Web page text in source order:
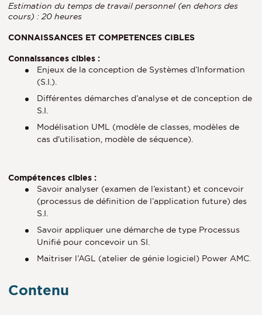
Estimation du temps de travail personnel (en dehors des
cours) : 20 heures
CONNAISSANCES ET COMPETENCES CIBLES
Connaissances cibles :
Enjeux de la conception de Systèmes d’Information
(S.I.).
Différentes démarches d’analyse et de conception de
S.I.
Modélisation UML (modèle de classes, modèles de
cas d'utilisation, modèle de séquence).
Compétences cibles :
Savoir analyser (examen de l’existant) et concevoir
(processus de définition de l’application future) des
S.I.
Savoir appliquer une démarche de type Processus
Unifié pour concevoir un SI.
Maitriser l’AGL (atelier de génie logiciel) Power AMC.
Contenu